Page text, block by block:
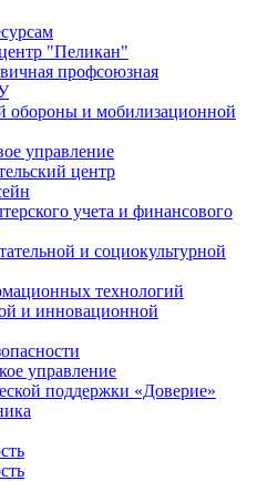
"Пеликан"
профсоюзная
обороны и мобилизационной
управление
центр
учета и финансового
и социокультурной
технологий
и инновационной
управление
поддержки «Доверие»